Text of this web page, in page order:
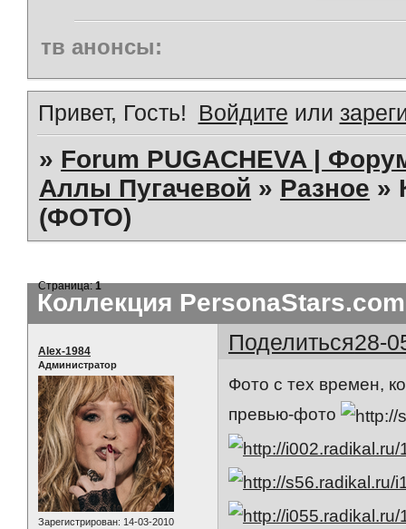
тв анонсы:
Привет, Гость! Войдите или
» Forum PUGACHEVA |
Аллы Пугачевой » Разное »
(ФОТО)
Коллекция
Страница:1
Поделиться28-
Alex-1984
Администратор
Зарегистрирован: 14-03-2010
Фото с тех времен,
превью-фото